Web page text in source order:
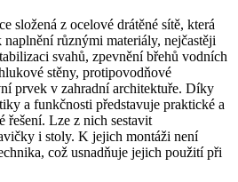
složená z ocelové drátěné sítě, která
různými materiály, nejčastěji
svahů, zpevnění břehů vodních
stěny, protipovodňové
prvek v zahradní architektuře. Díky
a funkčnosti představuje praktické a
řešení. Lze z nich sestavit
i stoly. K jejich montáži není
což usnadňuje jejich použití při